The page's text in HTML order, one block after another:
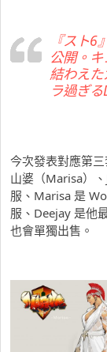
『スト
公開。
結わえ
ラ過ぎ
今次發表對應第
山婆（Marisa）
服、Marisa 是
服、Deejay 是他
也會單獨出售。